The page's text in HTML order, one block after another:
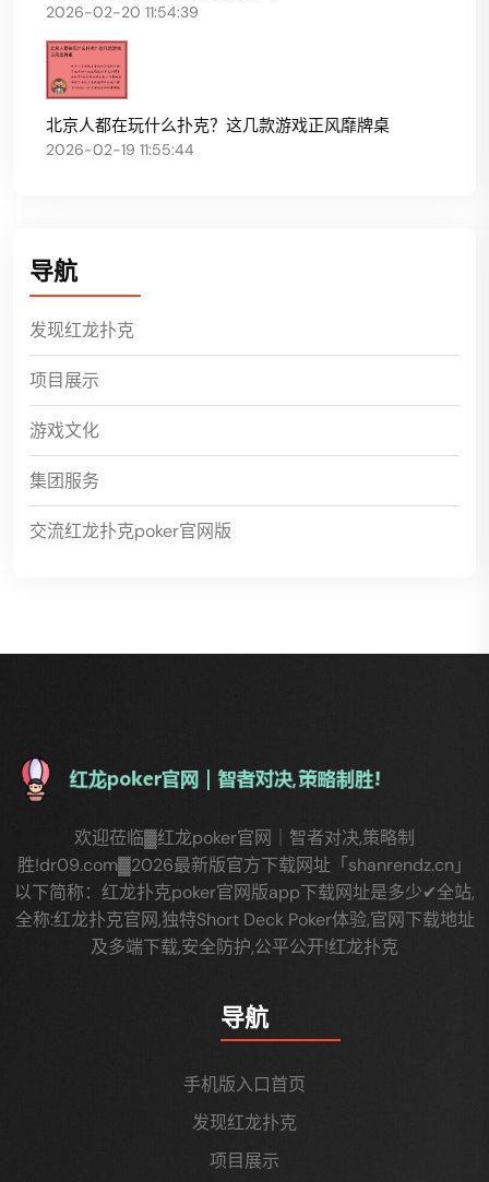
2026-02-20 11:54:39
北京人都在玩什么扑克？这几款游戏正风靡牌桌
2026-02-19 11:55:44
导航
发现红龙扑克
项目展示
游戏文化
集团服务
交流红龙扑克poker官网版
欢迎莅临▓红龙poker官网｜智者对决,策略制
胜!dr09.com▓2026最新版官方下载网址「shanrendz.cn」
以下简称：红龙扑克poker官网版app下载网址是多少✔全站,
全称:红龙扑克官网,独特Short Deck Poker体验,官网下载地址
及多端下载,安全防护,公平公开!红龙扑克
导航
手机版入口首页
发现红龙扑克
项目展示